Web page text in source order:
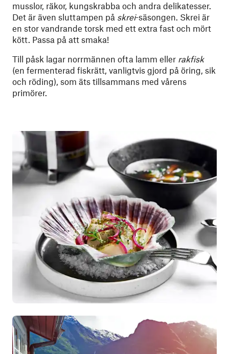
musslor, räkor, kungskrabba och andra delikatesser.
Det är även sluttampen på skrei-säsongen. Skrei är
en stor vandrande torsk med ett extra fast och mört
kött. Passa på att smaka!
Till påsk lagar norrmännen ofta lamm eller rakfisk
(en fermenterad fiskrätt, vanligtvis gjord på öring, sik
och röding), som äts tillsammans med vårens
primörer.